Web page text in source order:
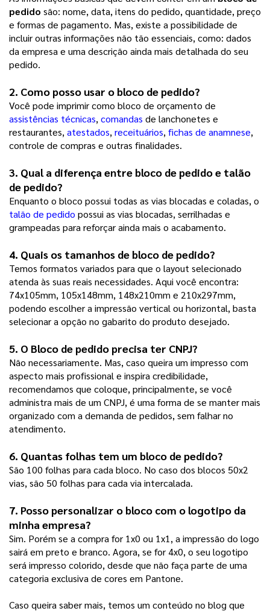
pedido são: nome, data, itens do pedido, quantidade, preço
e formas de pagamento. Mas, existe a possibilidade de
incluir outras informações não tão essenciais, como: dados
da empresa e uma descrição ainda mais detalhada do seu
pedido.
2. Como posso usar o bloco de pedido?
Você pode imprimir como bloco de orçamento de
assistências técnicas,comandas de lanchonetes e
restaurantes,atestados,receituários,fichas de anamnese,
controle de compras e outras finalidades.
3. Qual a diferença entre bloco de pedido e talão
de pedido?
Enquanto o bloco possui todas as vias blocadas e coladas, o
talão de pedido possui as vias blocadas, serrilhadas e
grampeadas para reforçar ainda mais o acabamento.
4. Quais os tamanhos de bloco de pedido?
Temos formatos variados para que o layout selecionado
atenda às suas reais necessidades. Aqui você encontra:
74x105mm, 105x148mm, 148x210mm e 210x297mm,
podendo escolher a impressão vertical ou horizontal, basta
selecionar a opção no gabarito do produto desejado.
5. O Bloco de pedido precisa ter CNPJ?
Não necessariamente. Mas, caso queira um impresso com
aspecto mais profissional e inspira credibilidade,
recomendamos que coloque, principalmente, se você
administra mais de um CNPJ, é uma forma de se manter mais
organizado com a demanda de pedidos, sem falhar no
atendimento.
6. Quantas folhas tem um bloco de pedido?
São 100 folhas para cada bloco. No caso dos blocos 50x2
vias, são 50 folhas para cada via intercalada.
7. Posso personalizar o bloco com o logotipo da
minha empresa?
Sim. Porém se a compra for 1x0 ou 1x1, a impressão do logo
sairá em preto e branco. Agora, se for 4x0, o seu logotipo
será impresso colorido, desde que não faça parte de uma
categoria exclusiva de cores em Pantone.
Caso queira saber mais, temos um conteúdo no blog que